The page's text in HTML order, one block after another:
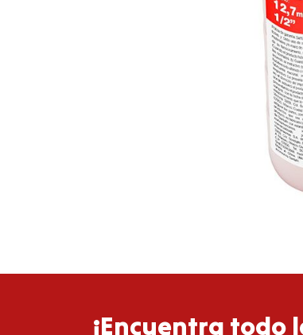
¡Encuentra todo